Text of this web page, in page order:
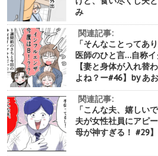
み
関連記事:
「そんなことってあ
医師のひと言…自称
【妻と身体が入れ替
よね？ー#46】by あ
関連記事:
「こんな夫、嬉しい
夫が女性社員にアピ
母が神すぎる！ #29